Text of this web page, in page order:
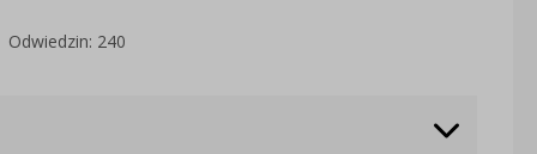
Odwiedzin: 240